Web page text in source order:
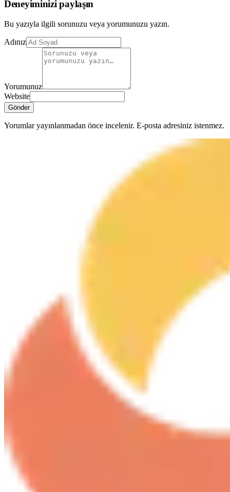
Deneyiminizi paylaşın
Bu yazıyla ilgili sorunuzu veya yorumunuzu yazın.
Adınız
Yorumunuz
Website
Gönder
Yorumlar yayınlanmadan önce incelenir. E-posta adresiniz istenmez.